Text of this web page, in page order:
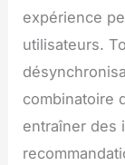
expérience
utilisateurs.
combinatoire
entraîner des